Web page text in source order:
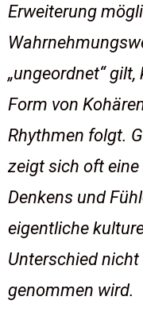
Erweiterung
„ungeordnet“
Form von
Rhythmen folgt.
zeigt sich oft
Denkens und
eigentliche
Unterschied
genommen wird.